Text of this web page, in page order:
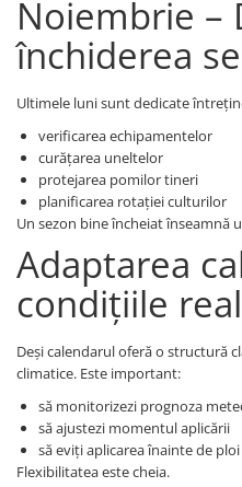
Noiembrie –
închiderea
Ultimele luni sunt dedicate
verificarea echipamentelor
curățarea uneltelor
protejarea pomilor tineri
planificarea rotației culturilor
Un sezon bine încheiat înseamnă
Adaptarea
condițiile
Deși calendarul oferă o structură
climatice. Este important:
să monitorizezi prognoza
să ajustezi momentul aplicării
să eviți aplicarea înainte de ploi
Flexibilitatea este cheia.